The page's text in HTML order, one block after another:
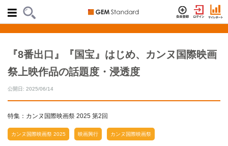
『8番出口』『国宝』はじめ、カンヌ国際映画
祭上映作品の話題度・浸透度
公開日: 2025/06/14
特集：カンヌ国際映画祭 2025 第2回
カンヌ国際映画祭 2025 映画興行 カンヌ国際映画祭